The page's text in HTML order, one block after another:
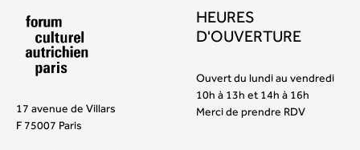
17 avenue de Villars
F 75007 Paris
HEURES
D'OUVERTURE
Ouvert du lundi au vendredi
10h à 13h et 14h à 16h
Merci de prendre RDV